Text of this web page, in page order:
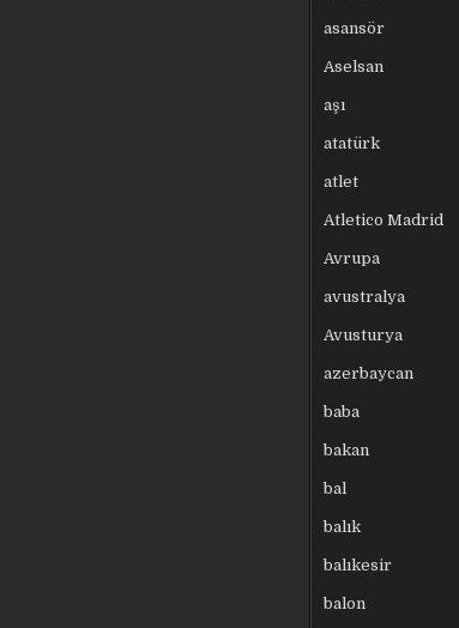
asansör
Aselsan
aşı
atatürk
atlet
Atletico Madrid
Avrupa
avustralya
Avusturya
azerbaycan
baba
bakan
bal
balık
balıkesir
balon